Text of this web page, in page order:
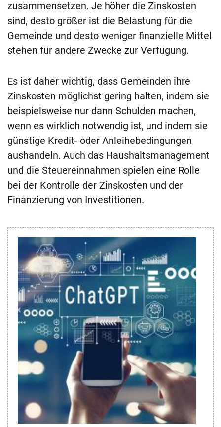
zusammensetzen. Je höher die Zinskosten
sind, desto größer ist die Belastung für die
Gemeinde und desto weniger finanzielle Mittel
stehen für andere Zwecke zur Verfügung.
Es ist daher wichtig, dass Gemeinden ihre
Zinskosten möglichst gering halten, indem sie
beispielsweise nur dann Schulden machen,
wenn es wirklich notwendig ist, und indem sie
günstige Kredit- oder Anleihebedingungen
aushandeln. Auch das Haushaltsmanagement
und die Steuereinnahmen spielen eine Rolle
bei der Kontrolle der Zinskosten und der
Finanzierung von Investitionen.